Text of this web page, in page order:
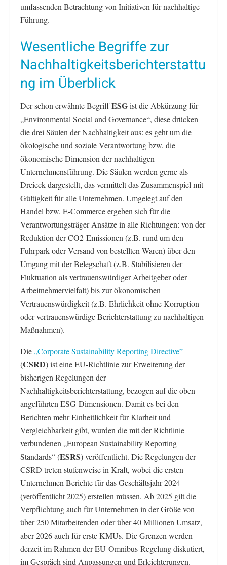
umfassenden Betrachtung von Initiativen für nachhaltige
Führung.
Wesentliche Begriffe zur
Nachhaltigkeitsberichterstattu
ng im Überblick
Der schon erwähnte BegriffESGist die Abkürzung für
„Environmental Social and Governance“, diese drücken
die drei Säulen der Nachhaltigkeit aus: es geht um die
ökologische und soziale Verantwortung bzw. die
ökonomische Dimension der nachhaltigen
Unternehmensführung. Die Säulen werden gerne als
Dreieck dargestellt, das vermittelt das Zusammenspiel mit
Gültigkeit für alle Unternehmen. Umgelegt auf den
Handel bzw. E-Commerce ergeben sich für die
Verantwortungsträger Ansätze in alle Richtungen: von der
Reduktion der CO2-Emissionen (z.B. rund um den
Fuhrpark oder Versand von bestellten Waren) über den
Umgang mit der Belegschaft (z.B. Stabilisieren der
Fluktuation als vertrauenswürdiger Arbeitgeber oder
Arbeitnehmervielfalt) bis zur ökonomischen
Vertrauenswürdigkeit (z.B. Ehrlichkeit ohne Korruption
oder vertrauenswürdige Berichterstattung zu nachhaltigen
Maßnahmen).
Die „Corporate Sustainability Reporting Directive”
(CSRD) ist eine EU-Richtlinie zur Erweiterung der
bisherigen Regelungen der
Nachhaltigkeitsberichterstattung, bezogen auf die oben
angeführten ESG-Dimensionen. Damit es bei den
Berichten mehr Einheitlichkeit für Klarheit und
Vergleichbarkeit gibt, wurden die mit der Richtlinie
verbundenen „European Sustainability Reporting
Standards“ (ESRS) veröffentlicht. Die Regelungen der
CSRD treten stufenweise in Kraft, wobei die ersten
Unternehmen Berichte für das Geschäftsjahr 2024
(veröffentlicht 2025) erstellen müssen. Ab 2025 gilt die
Verpflichtung auch für Unternehmen in der Größe von
über 250 Mitarbeitenden oder über 40 Millionen Umsatz,
aber 2026 auch für erste KMUs. Die Grenzen werden
derzeit im Rahmen der EU-Omnibus-Regelung diskutiert,
im Gespräch sind Anpassungen und Erleichterungen.